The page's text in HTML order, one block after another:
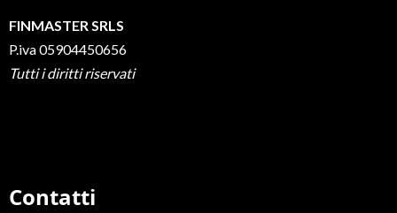
FINMASTER SRLS
P.iva 05904450656
Tutti i diritti riservati
Contatti